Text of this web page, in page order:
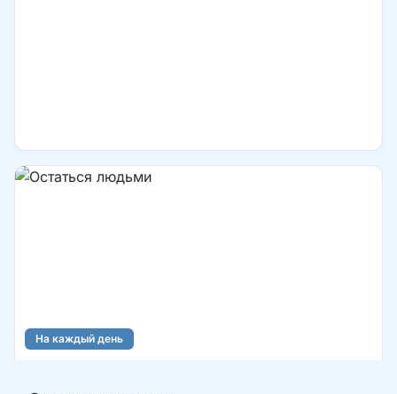
На каждый день